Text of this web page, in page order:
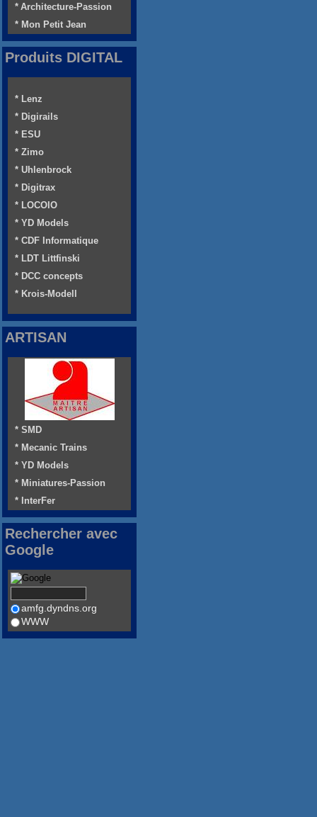
* Architecture-Passion
* Mon Petit Jean
Produits DIGITAL
* Lenz
* Digirails
* ESU
* Zimo
* Uhlenbrock
* Digitrax
* LOCOIO
* YD Models
* CDF Informatique
* LDT Littfinski
* DCC concepts
* Krois-Modell
ARTISAN
* SMD
* Mecanic Trains
* YD Models
* Miniatures-Passion
* InterFer
Rechercher avec
Google
amfg.dyndns.org
WWW